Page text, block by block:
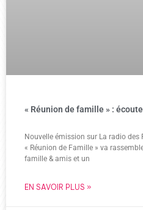
« Réunion de famille » :
Nouvelle émission sur La radio des
« Réunion de Famille » va
famille & amis et un
EN SAVOIR PLUS »